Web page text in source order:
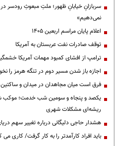
سربازانِ خیابانِ ظهور؛ ملتِ مبعوثِ رودسر
نمی‌دهیم»
اعلام پایان مراسم اربعین ۱۴۰۵
توقف صادرات نفت عربستان به آمریکا
ترامپ از افشای کمبود مهمات آمریکا
اجازه باز شدن مسیر دوم در تنگه هرمز را
فرق است میان مجاهدان در میدان و ساکتین
یکصد و پنجاه و سومین شب خدمت؛ موکب
ریشه‌ای مشکلات شهری
هشدار حاجی دلیگانی درباره تغییر سهم
باید افراد کارآمدتر را به کار گرفت/